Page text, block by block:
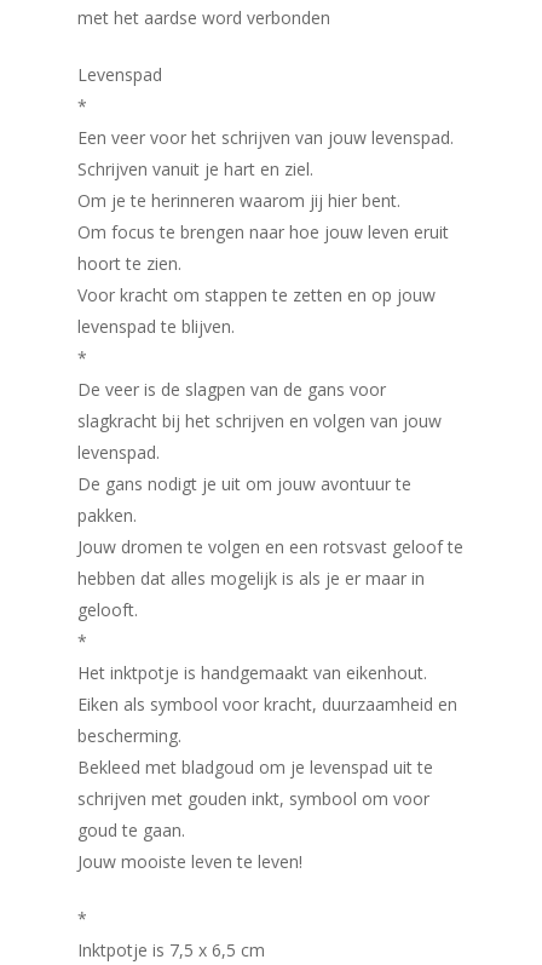
met het aardse word verbonden
Levenspad
*
Een veer voor het schrijven van jouw levenspad.
Schrijven vanuit je hart en ziel.
Om je te herinneren waarom jij hier bent.
Om focus te brengen naar hoe jouw leven eruit
hoort te zien.
Voor kracht om stappen te zetten en op jouw
levenspad te blijven.
*
De veer is de slagpen van de gans voor
slagkracht bij het schrijven en volgen van jouw
levenspad.
De gans nodigt je uit om jouw avontuur te
pakken.
Jouw dromen te volgen en een rotsvast geloof te
hebben dat alles mogelijk is als je er maar in
gelooft.
*
Het inktpotje is handgemaakt van eikenhout.
Eiken als symbool voor kracht, duurzaamheid en
bescherming.
Bekleed met bladgoud om je levenspad uit te
schrijven met gouden inkt, symbool om voor
goud te gaan.
Jouw mooiste leven te leven!
*
Inktpotje is 7,5 x 6,5 cm